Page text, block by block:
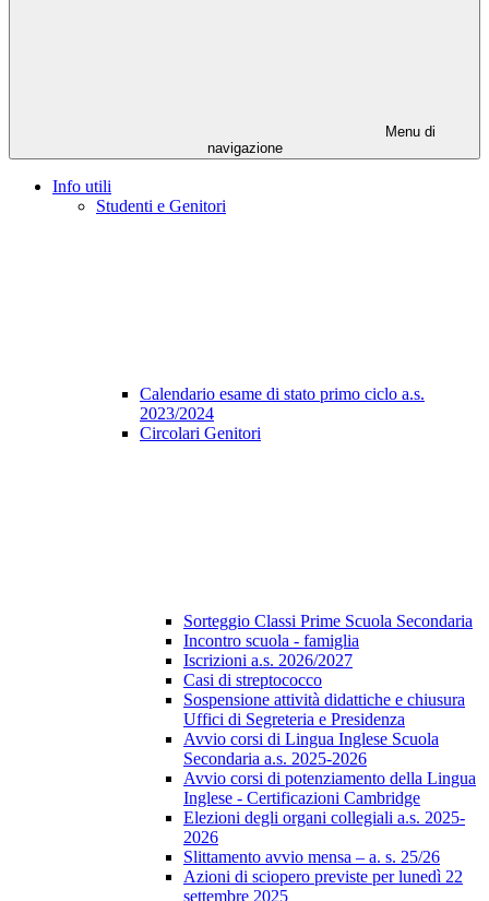
Menu di
navigazione
Info utili
Studenti e Genitori
Calendario esame di stato primo ciclo a.s.
2023/2024
Circolari Genitori
Sorteggio Classi Prime Scuola Secondaria
Incontro scuola - famiglia
Iscrizioni a.s. 2026/2027
Casi di streptococco
Sospensione attività didattiche e chiusura
Uffici di Segreteria e Presidenza
Avvio corsi di Lingua Inglese Scuola
Secondaria a.s. 2025-2026
Avvio corsi di potenziamento della Lingua
Inglese - Certificazioni Cambridge
Elezioni degli organi collegiali a.s. 2025-
2026
Slittamento avvio mensa – a. s. 25/26
Azioni di sciopero previste per lunedì 22
settembre 2025